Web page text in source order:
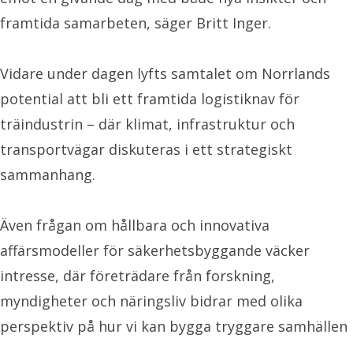
framtida samarbeten, säger Britt Inger.
Vidare under dagen lyfts samtalet om Norrlands
potential att bli ett framtida logistiknav för
träindustrin – där klimat, infrastruktur och
transportvägar diskuteras i ett strategiskt
sammanhang.
Även frågan om hållbara och innovativa
affärsmodeller för säkerhetsbyggande väcker
intresse, där företrädare från forskning,
myndigheter och näringsliv bidrar med olika
perspektiv på hur vi kan bygga tryggare samhällen